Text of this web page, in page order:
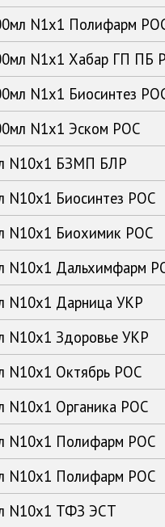
N1x1 Полифарм
N1x1 Хабар ГП ПБ
N1x1 Биосинтез
N1x1 Эском РОС
N10x1 БЗМП БЛР
N10x1 Биосинтез РОС
N10x1 Биохимик РОС
N10x1 Дальхимфарм
N10x1 Дарница УКР
N10x1 Здоровье УКР
N10x1 Октябрь РОС
N10x1 Органика РОС
N10x1 Полифарм РОС
N10x1 Полифарм РОС
N10x1 ТФЗ ЭСТ